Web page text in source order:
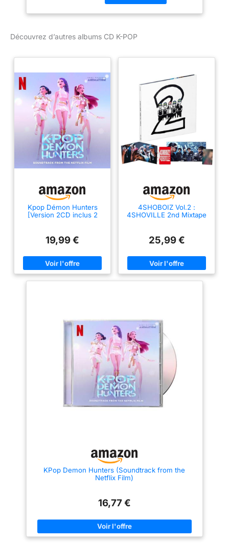
Découvrez d’autres albums CD K-POP
Kpop Démon Hunters
[Version 2CD inclus 2
19,99 €
4SHOBOIZ Vol.2 :
4SHOVILLE 2nd Mixtape
Sealed Album
25,99 €
KPop Demon Hunters (Soundtrack from the
Netflix Film)
16,77 €